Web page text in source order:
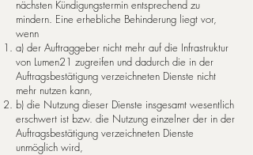
nächs­ten Kündigungstermin entsprechend zu
mindern. Eine er­heb­li­che Behinderung liegt vor,
wenn
a) der Auftraggeber nicht mehr auf die Inf­ra­struk­tur
von Lumen21 zu­grei­fen und dadurch die in der
Auftragsbestätigung verzeichneten Dienste nicht
mehr nutzen kann,
b) die Nutzung dieser Dienste insgesamt we­sent­lich
erschwert ist bzw. die Nutzung einzelner der in der
Auftragsbestätigung verzeichneten Dienste
unmöglich wird,